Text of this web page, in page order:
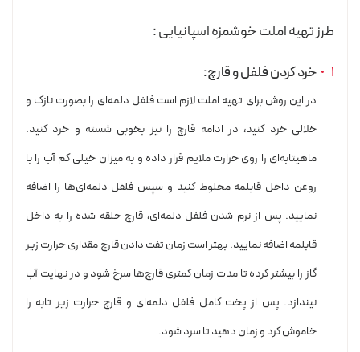
طرز تهیه املت خوشمزه اسپانیایی :
خرد کردن فلفل و قارچ:
در این روش برای تهیه املت لازم است فلفل دلمه‌ای را بصورت نازک و
خلالی خرد کنید، در ادامه قارچ را نیز بخوبی شسته و خرد کنید.
ماهیتابه‌ای را روی حرارت ملایم قرار داده و به میزان خیلی کم آب را با
روغن داخل قابلمه مخلوط کنید و سپس فلفل دلمه‌ای‌ها را اضافه
نمایید. پس از نرم شدن فلفل دلمه‌ای، قارچ حلقه‌ شده را به داخل
قابلمه اضافه نمایید. بهتر است زمان تفت دادن قارچ مقداری حرارت زیر
گاز را بیشتر کرده تا مدت زمان کمتری قارچ‌ها سرخ شود و در نهایت آب
نیندازد. پس از پخت کامل فلفل دلمه‌ای و قارچ حرارت زیر تابه را
خاموش کرد و زمان دهید تا سرد شود.